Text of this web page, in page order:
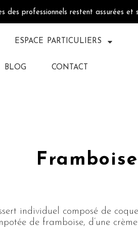
professionnels restent assurées et
ESPACE PARTICULIERS
BLOG CONTACT
individuel composé de
de framboise, d’une